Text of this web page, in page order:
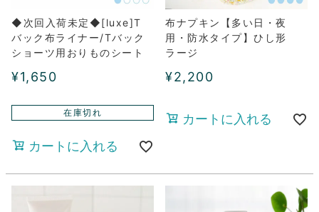
◆次回入荷未定◆[luxe]T
バック布ライナー/Tバック
ショーツ用おりものシート
¥1,650
在庫切れ
カートに入れる
布ナプキン【多い日・夜
用・防水タイプ】ひし形
ラージ
¥2,200
カートに入れる